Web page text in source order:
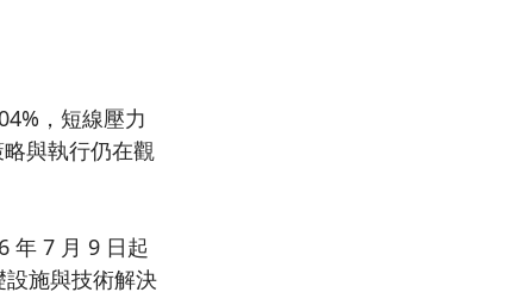
，短線壓力
與執行仍在觀
年 7 月 9 日起
施與技術解決